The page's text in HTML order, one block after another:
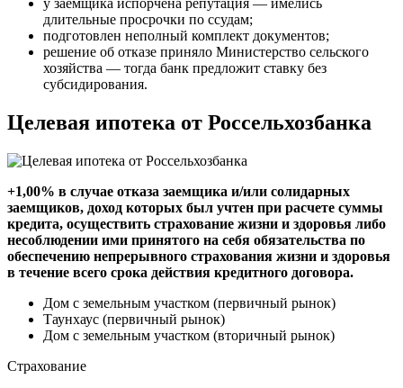
у заемщика испорчена репутация — имелись
длительные просрочки по ссудам;
подготовлен неполный комплект документов;
решение об отказе приняло Министерство сельского
хозяйства — тогда банк предложит ставку без
субсидирования.
Целевая ипотека от Россельхозбанка
+1,00% в случае отказа заемщика и/или солидарных
заемщиков, доход которых был учтен при расчете суммы
кредита, осуществить страхование жизни и здоровья либо
несоблюдении ими принятого на себя обязательства по
обеспечению непрерывного страхования жизни и здоровья
в течение всего срока действия кредитного договора.
Дом с земельным участком (первичный рынок)
Таунхаус (первичный рынок)
Дом с земельным участком (вторичный рынок)
Страхование